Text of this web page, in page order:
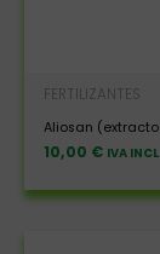
FERTILIZANTES
Aliosan
10,00 € IVA